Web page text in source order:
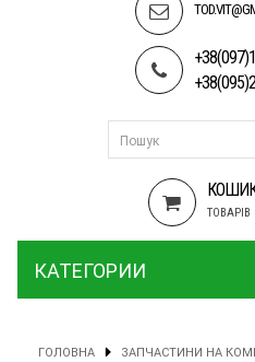
ТОВАРІВ
КАТЕГОРИИ
ГОЛОВНА ЗАПЧАСТИНИ НА